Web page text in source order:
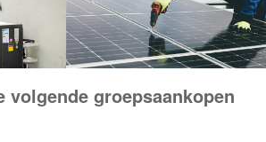
volgende groepsaankopen